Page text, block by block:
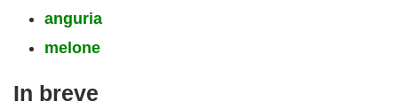
anguria
melone
In breve